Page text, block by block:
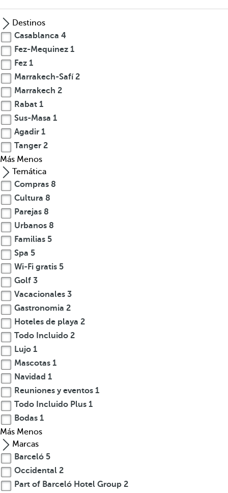
Destinos
Casablanca 4
Fez-Mequinez 1
Fez 1
Marrakech-Safí2
Marrakech 2
Rabat 1
Sus-Masa 1
Agadir 1
Tanger 2
Más Menos
Temática
Compras 8
Cultura 8
Parejas 8
Urbanos 8
Familias 5
Spa 5
Wi-Fi gratis 5
Golf 3
Vacacionales 3
Gastronomia 2
Hoteles de playa 2
Todo Incluido 2
Lujo 1
Mascotas 1
Navidad 1
Reuniones y eventos 1
Todo Incluido Plus 1
Bodas 1
Más Menos
Marcas
Barceló 5
Occidental 2
Part of Barceló Hotel Group 2